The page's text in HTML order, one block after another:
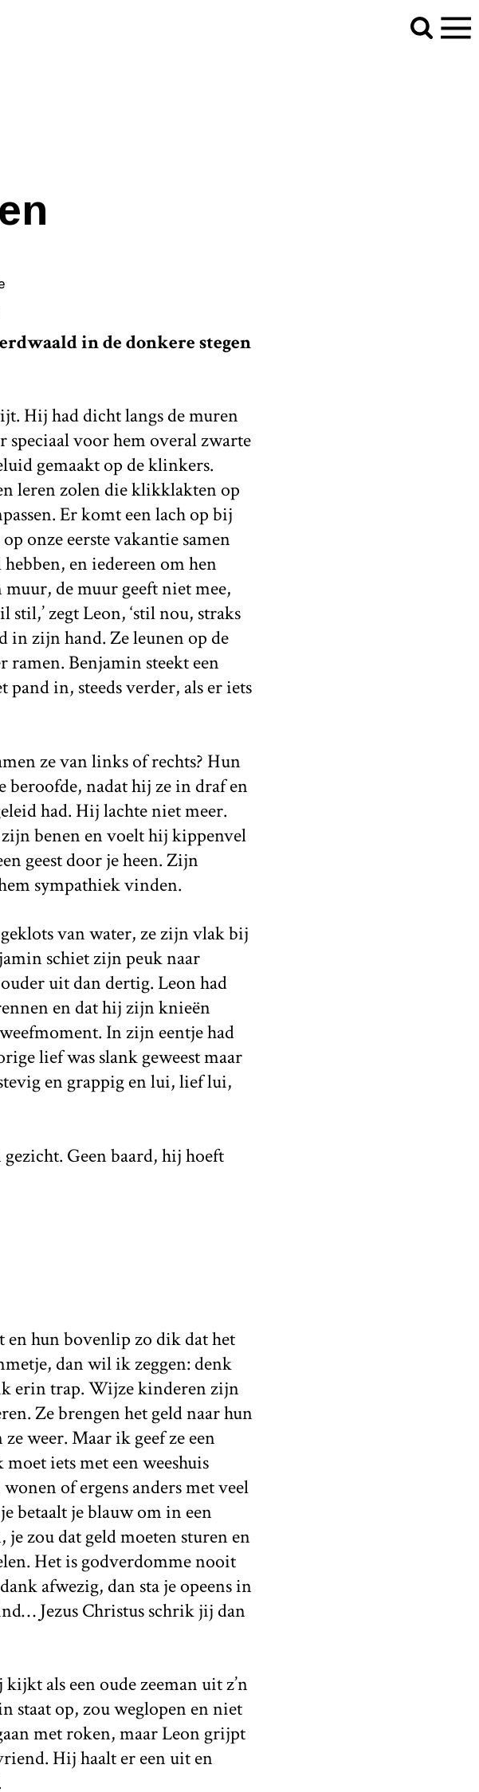
in de donkere stegen
Hij had dicht langs de muren
speciaal voor hem overal zwarte
gemaakt op de klinkers.
leren zolen die klikklakten op
Er komt een lach op bij
onze eerste vakantie samen
en iedereen om hen
de muur geeft niet mee,
stil,’ zegt Leon, ‘stil nou, straks
in zijn hand. Ze leunen op de
ramen. Benjamin steekt een
in, steeds verder, als er iets
ze van links of rechts? Hun
nadat hij ze in draf en
had. Hij lachte niet meer.
benen en voelt hij kippenvel
geest door je heen. Zijn
sympathiek vinden.
van water, ze zijn vlak bij
schiet zijn peuk naar
uit dan dertig. Leon had
en dat hij zijn knieën
In zijn eentje had
lief was slank geweest maar
en grappig en lui, lief lui,
Geen baard, hij hoeft
en hun bovenlip zo dik dat het
dan wil ik zeggen: denk
erin trap. Wijze kinderen zijn
Ze brengen het geld naar hun
weer. Maar ik geef ze een
iets met een weeshuis
of ergens anders met veel
betaalt je blauw om in een
zou dat geld moeten sturen en
Het is godverdomme nooit
afwezig, dan sta je opeens in
Jezus Christus schrik jij dan
als een oude zeeman uit z’n
staat op, zou weglopen en niet
met roken, maar Leon grijpt
Hij haalt er een uit en